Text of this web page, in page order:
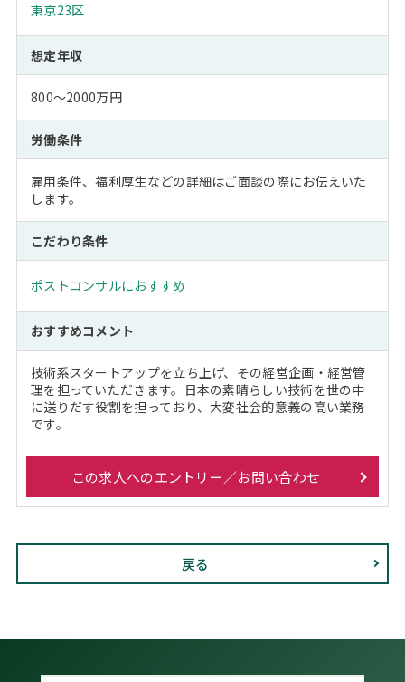
東京23区
想定年収
800～2000万円
労働条件
雇用条件、福利厚生などの詳細はご面談の際にお伝えいた
します。
こだわり条件
ポストコンサルにおすすめ
おすすめコメント
技術系スタートアップを立ち上げ、その経営企画・経営管
理を担っていただきます。日本の素晴らしい技術を世の中
に送りだす役割を担っており、大変社会的意義の高い業務
です。
この求人へのエントリー／お問い合わせ
戻る